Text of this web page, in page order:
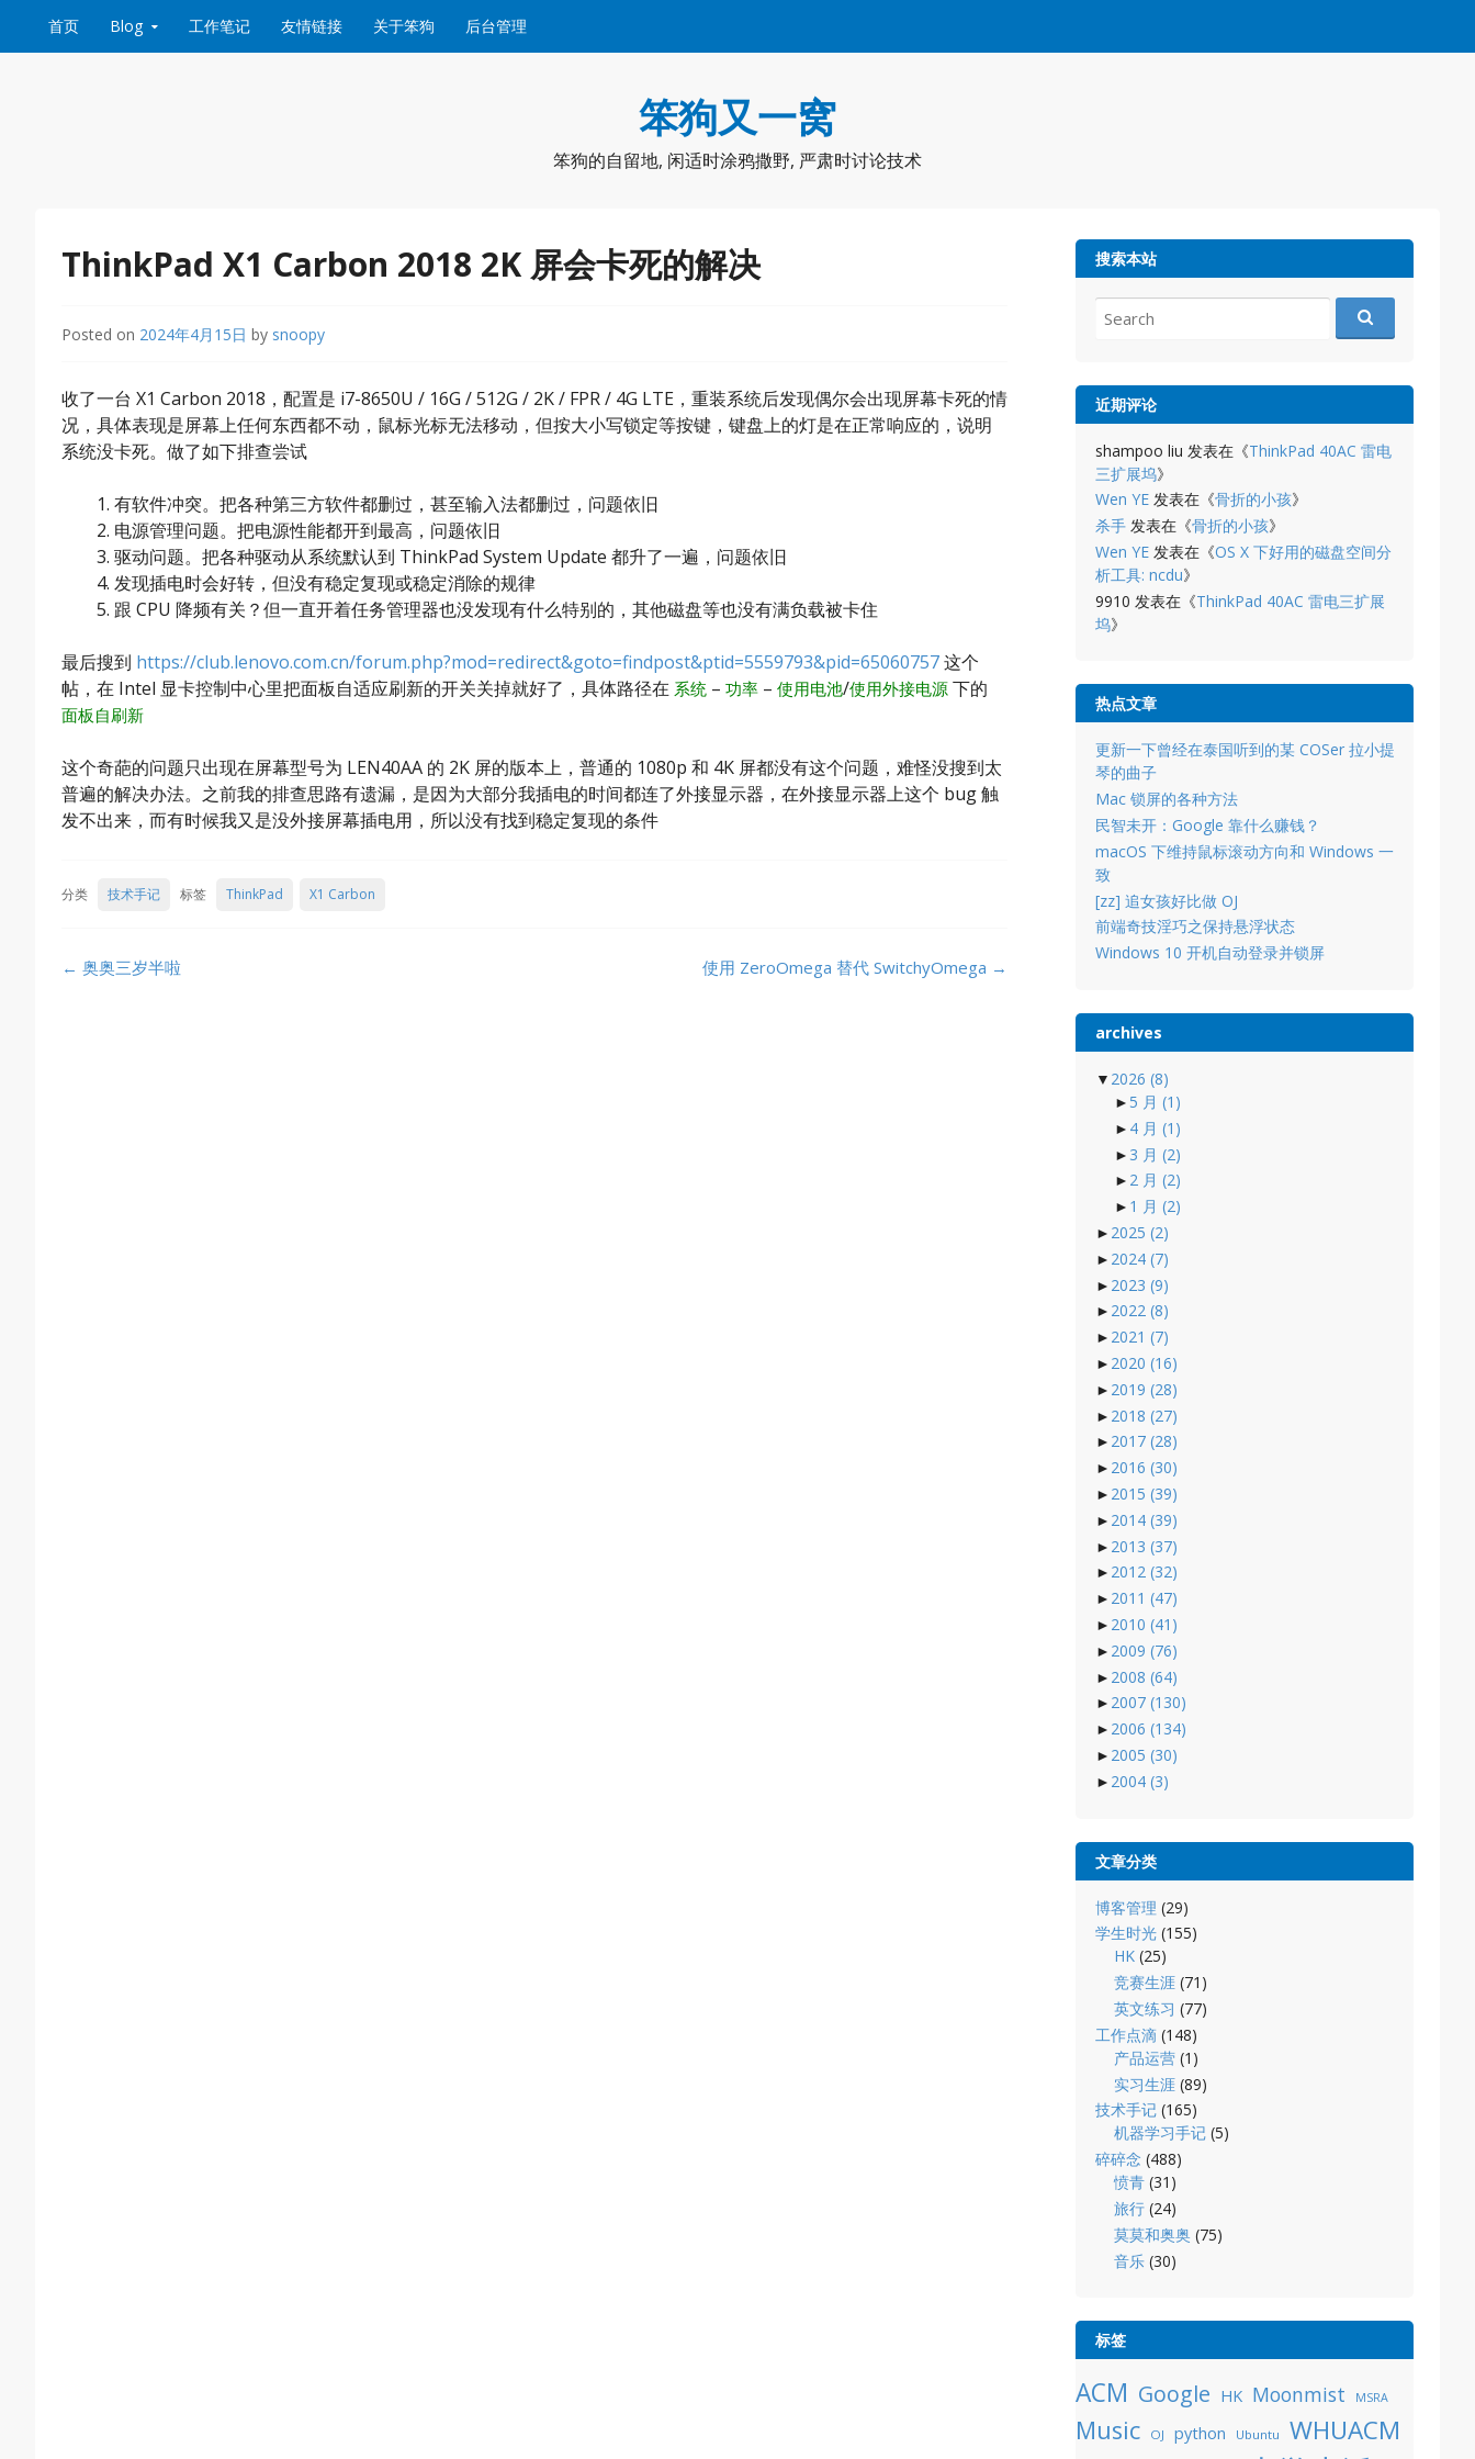
首页 Blog 工作笔记 友情链接 关于笨狗 后台管理
笨狗又一窝
笨狗的自留地, 闲适时涂鸦撒野, 严肃时讨论技术
ThinkPad X1 Carbon 2018 2K 屏会卡死的解决
Posted on 2024年4月15日 by snoopy
收了一台 X1 Carbon 2018，配置是 i7-8650U / 16G / 512G / 2K / FPR / 4G LTE，重装系统后发现偶尔会出现屏幕卡死的情
况，具体表现是屏幕上任何东西都不动，鼠标光标无法移动，但按大小写锁定等按键，键盘上的灯是在正常响应的，说明
系统没卡死。做了如下排查尝试
有软件冲突。把各种第三方软件都删过，甚至输入法都删过，问题依旧
电源管理问题。把电源性能都开到最高，问题依旧
驱动问题。把各种驱动从系统默认到 ThinkPad System Update 都升了一遍，问题依旧
发现插电时会好转，但没有稳定复现或稳定消除的规律
跟 CPU 降频有关？但一直开着任务管理器也没发现有什么特别的，其他磁盘等也没有满负载被卡住
最后搜到 https://club.lenovo.com.cn/forum.php?mod=redirect&goto=findpost&ptid=5559793&pid=65060757这个
帖，在 Intel 显卡控制中心里把面板自适应刷新的开关关掉就好了，具体路径在 系统 – 功率 – 使用电池/使用外接电源 下的
面板自刷新
这个奇葩的问题只出现在屏幕型号为 LEN40AA 的 2K 屏的版本上，普通的 1080p 和 4K 屏都没有这个问题，难怪没搜到太
普遍的解决办法。之前我的排查思路有遗漏，是因为大部分我插电的时间都连了外接显示器，在外接显示器上这个 bug 触
发不出来，而有时候我又是没外接屏幕插电用，所以没有找到稳定复现的条件
分类 技术手记 标签 ThinkPad X1 Carbon
Post
← 奥奥三岁半啦 使用 ZeroOmega 替代 SwitchyOmega →
搜索本站
for:
近期评论
shampoo liu 发表在《ThinkPad 40AC 雷电
三扩展坞》
Wen YE发表在《骨折的小孩》
杀手发表在《骨折的小孩》
Wen YE发表在《OS X 下好用的磁盘空间分
析工具: ncdu》
9910 发表在《ThinkPad 40AC 雷电三扩展
坞》
热点文章
更新一下曾经在泰国听到的某 COSer 拉小提
琴的曲子
Mac 锁屏的各种方法
民智未开：Google 靠什么赚钱？
macOS 下维持鼠标滚动方向和 Windows 一
致
[zz] 追女孩好比做 OJ
前端奇技淫巧之保持悬浮状态
Windows 10 开机自动登录并锁屏
archives
▼ 2026 (8)
► 5 月 (1)
► 4 月 (1)
► 3 月 (2)
► 2 月 (2)
► 1 月 (2)
► 2025 (2)
► 2024 (7)
► 2023 (9)
► 2022 (8)
► 2021 (7)
► 2020 (16)
► 2019 (28)
► 2018 (27)
► 2017 (28)
► 2016 (30)
► 2015 (39)
► 2014 (39)
► 2013 (37)
► 2012 (32)
► 2011 (47)
► 2010 (41)
► 2009 (76)
► 2008 (64)
► 2007 (130)
► 2006 (134)
► 2005 (30)
► 2004 (3)
文章分类
博客管理 (29)
学生时光(155)
HK (25)
竞赛生涯 (71)
英文练习 (77)
工作点滴(148)
产品运营 (1)
实习生涯 (89)
技术手记(165)
机器学习手记 (5)
碎碎念 (488)
愤青 (31)
旅行 (24)
莫莫和奥奥 (75)
音乐 (30)
标签
ACM Google HK Moonmist MSRA
Music OJ python Ubuntu WHUACM